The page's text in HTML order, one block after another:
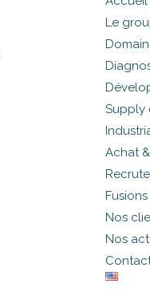
Le
Supply
Achat
Nos
Nos